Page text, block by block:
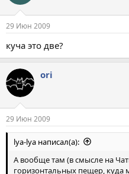
29 Июн 2009
куча это две?
ori
29 Июн 2009
lya-lya написал(а):
А вообще там (в смысле на
горизонтальных пещер, куда